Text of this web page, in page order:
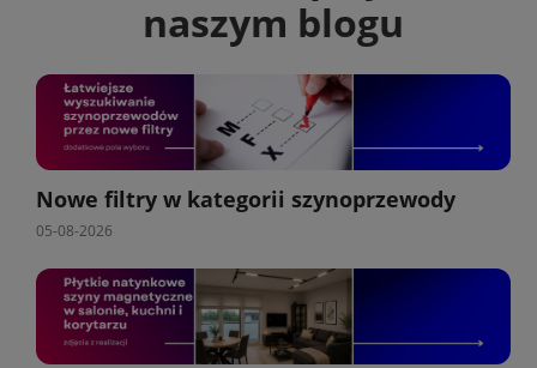
naszym blogu
Nowe filtry w kategorii szynoprzewody
05-08-2026